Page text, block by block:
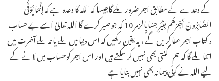
کے وعدے کے مطابق اجر ضرور ملے گاجیسا کہ اللہ کا وعدہ ہے کہ إِنَّمَا يُوَفَّى
الصَّابِرُونَ أَجْرَهُم بِغَيْرِ حِسَابٍالزمر 10 کہ جو صبر کرے گا اللہ تعالیٰ اسے بے حساب
و کتاب اجر عطا کریں گے ، یہ یقین رکھیں کہ اس دنیا میں ملے یا نہ ملے آخرت میں
اتنا ملے گا کہ ہم گنتی بھی نہیں کر سکتے ہیں اور اس اجر کو حساب میں لانے کے
لیے اللہ نے کوئی پیمانہ بھی نہیں بنایا ہے ـ